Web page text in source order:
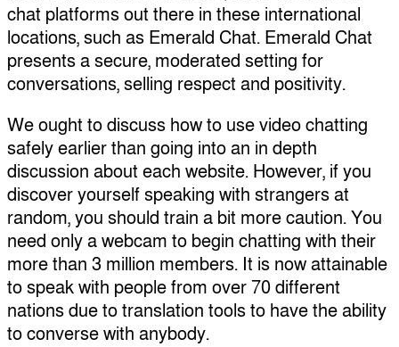
chat platforms out there in these international
locations, such as Emerald Chat. Emerald Chat
presents a secure, moderated setting for
conversations, selling respect and positivity.
We ought to discuss how to use video chatting
safely earlier than going into an in depth
discussion about each website. However, if you
discover yourself speaking with strangers at
random, you should train a bit more caution. You
need only a webcam to begin chatting with their
more than 3 million members. It is now attainable
to speak with people from over 70 different
nations due to translation tools to have the ability
to converse with anybody.